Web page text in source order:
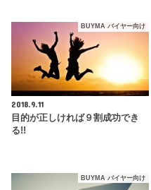
BUYMA バイヤー向け
2018.9.11
目的が正しければ９割成功でき
る!!
BUYMA バイヤー向け